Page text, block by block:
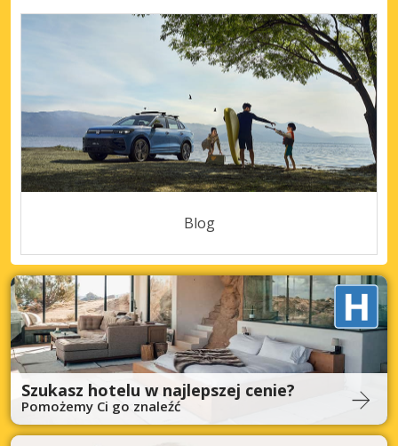
Blog
Szukasz hotelu w najlepszej cenie?
Pomożemy Ci go znaleźć